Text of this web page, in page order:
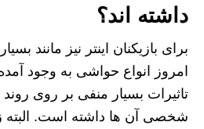
داشته اند؟
برای بازیکنان اینتر نیز مانند
امروز انواع حواشی به وجود
تاثیرات بسیار منفی بر روی
شخصی آن ها داشته است. البته